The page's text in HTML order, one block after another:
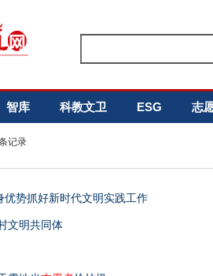
智库 科教文卫 ESG 志
记录
势抓好新时代文明实践工作
文明共同体